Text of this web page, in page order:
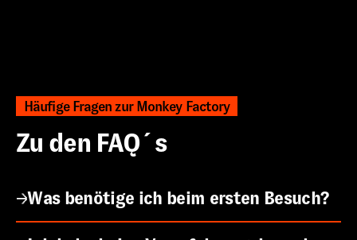
Häufige Fragen zur Monkey Factory
Zu den FAQ´s
Was benötige ich beim ersten Besuch?